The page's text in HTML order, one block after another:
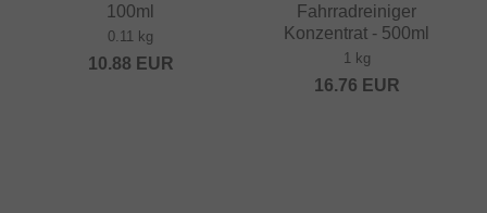
100ml
0.11 kg
10.88 EUR
Fahrradreiniger
Konzentrat - 500ml
1 kg
16.76 EUR